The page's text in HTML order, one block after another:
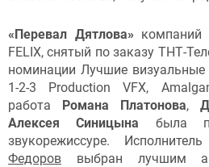
«Перевал Дятлова» компаний
FELIX, снятый по заказу ТНТ-
номинации Лучшие
1-2-3 Production VFX,
работа Романа Платонова,
Алексея Синицына была
звукорежиссуре.
Федоров выбран лучшим